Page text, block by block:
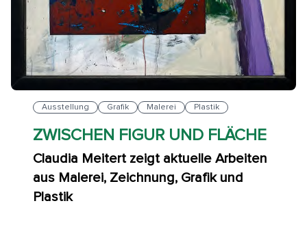
Ausstellung Grafik Malerei Plastik
ZWISCHEN FIGUR UND FLÄCHE
Claudia Meitert zeigt aktuelle Arbeiten
aus Malerei, Zeichnung, Grafik und
Plastik